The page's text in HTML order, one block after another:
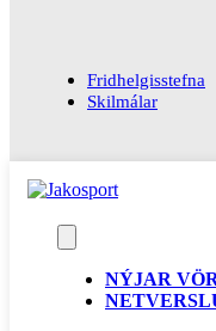
Fridhelgisstefna
Skilmálar
NÝJAR